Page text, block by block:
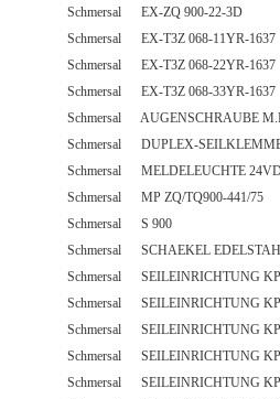
Schmersal EX-ZQ 900-22-3D
Schmersal EX-T3Z 068-11YR-1637
Schmersal EX-T3Z 068-22YR-1637
Schmersal EX-T3Z 068-33YR-1637
Schmersal AUGENSCHRAUBE
Schmersal DUPLEX-
Schmersal MELDELEUCHTE
Schmersal MP ZQ/TQ900-441/75
Schmersal S 900
Schmersal SCHAEKEL
Schmersal SEILEINRICHTUNG
Schmersal SEILEINRICHTUNG
Schmersal SEILEINRICHTUNG
Schmersal SEILEINRICHTUNG
Schmersal SEILEINRICHTUNG